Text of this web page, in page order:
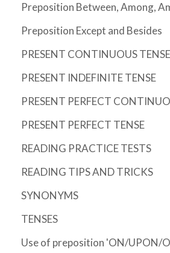
Preposition Between, Among,
Preposition Except and Besides
PRESENT CONTINUOUS TENSE
PRESENT INDEFINITE TENSE
PRESENT PERFECT
PRESENT PERFECT TENSE
READING PRACTICE TESTS
READING TIPS AND TRICKS
SYNONYMS
TENSES
Use of preposition 'ON/UPON/